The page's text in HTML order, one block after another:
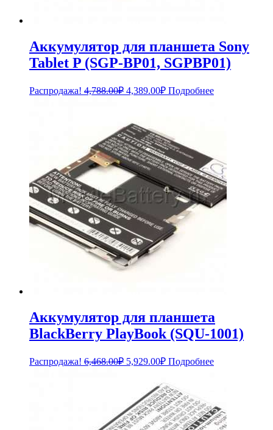
Аккумулятор для планшета Sony
Tablet P (SGP-BP01, SGPBP01)
Распродажа! 4,788.00₽ Первоначальная
4,788.00₽.
4,389.00₽Текущая
цена:
Подробнее
Аккумулятор для планшета
BlackBerry PlayBook (SQU-1001)
Распродажа! 6,468.00₽ Первоначальная
составляла
6,468.00₽.
5,929.00₽Текущая
цена:
5,929.00₽.
Подробнее